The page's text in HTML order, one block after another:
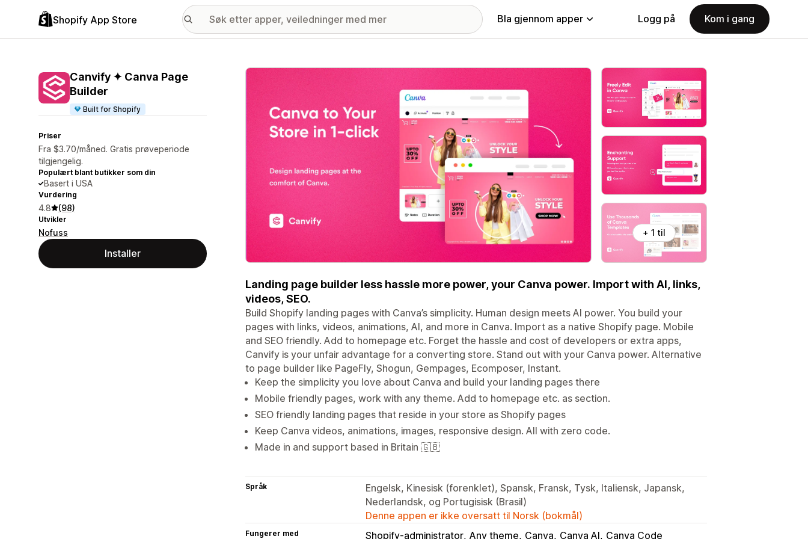
Shopify App Store Bla gjennom apper Logg på Kom i gang
Canvify ✦ Canva Page
Builder
Built for Shopify
Priser
Fra $3.70/måned. Gratis prøveperiode
tilgjengelig.
Populært blant butikker som din
Basert i USA
Vurdering
4.8 (98)
Utvikler
Nofuss
Installer
Galleri med fremhevede bilder
+ 1 til
Landing page builder less hassle more power, your Canva power. Import with AI, links,
videos, SEO.
Build Shopify landing pages with Canva’s simplicity. Human design meets AI power. You build your
pages with links, videos, animations, AI, and more in Canva. Import as a native Shopify page. Mobile
and SEO friendly. Add to homepage etc. Forget the hassle and cost of developers or extra apps,
Canvify is your unfair advantage for a converting store. Stand out with your Canva power. Alternative
to page builder like PageFly, Shogun, Gempages, Ecomposer, Instant.
Keep the simplicity you love about Canva and build your landing pages there
Mobile friendly pages, work with any theme. Add to homepage etc. as section.
SEO friendly landing pages that reside in your store as Shopify pages
Keep Canva videos, animations, images, responsive design. All with zero code.
Made in and support based in Britain 🇬🇧
Språk
Engelsk, Kinesisk (forenklet), Spansk, Fransk, Tysk, Italiensk, Japansk,
Nederlandsk, og Portugisisk (Brasil)
Denne appen er ikke oversatt til Norsk (bokmål)
Fungerer med Shopify-administrator Any theme Canva Canva AI Canva Code